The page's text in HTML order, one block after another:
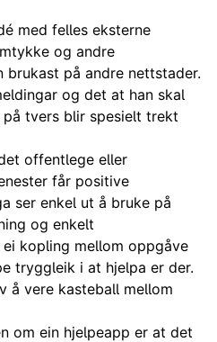
med felles eksterne
og andre
brukast på andre nettstader.
og det at han skal
tvers blir spesielt trekt
offentlege eller
får positive
ser enkel ut å bruke på
og enkelt
kopling mellom oppgåve
tryggleik i at hjelpa er der.
å vere kasteball mellom
om ein hjelpeapp er at det